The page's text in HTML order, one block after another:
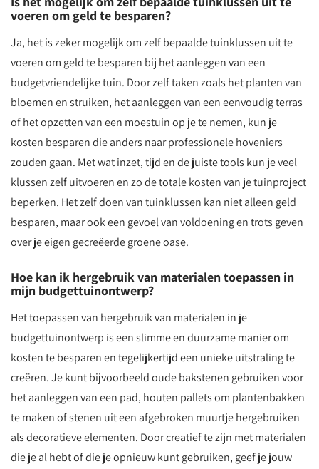
voeren om geld te besparen?
Ja, het is zeker mogelijk om zelf bepaalde tuinklussen uit te
voeren om geld te besparen bij het aanleggen van een
budgetvriendelijke tuin. Door zelf taken zoals het planten van
bloemen en struiken, het aanleggen van een eenvoudig terras
of het opzetten van een moestuin op je te nemen, kun je
kosten besparen die anders naar professionele hoveniers
zouden gaan. Met wat inzet, tijd en de juiste tools kun je veel
klussen zelf uitvoeren en zo de totale kosten van je tuinproject
beperken. Het zelf doen van tuinklussen kan niet alleen geld
besparen, maar ook een gevoel van voldoening en trots geven
over je eigen gecreëerde groene oase.
Hoe kan ik hergebruik van materialen toepassen in
mijn budgettuinontwerp?
Het toepassen van hergebruik van materialen in je
budgettuinontwerp is een slimme en duurzame manier om
kosten te besparen en tegelijkertijd een unieke uitstraling te
creëren. Je kunt bijvoorbeeld oude bakstenen gebruiken voor
het aanleggen van een pad, houten pallets om plantenbakken
te maken of stenen uit een afgebroken muurtje hergebruiken
als decoratieve elementen. Door creatief te zijn met materialen
die je al hebt of die je opnieuw kunt gebruiken, geef je jouw